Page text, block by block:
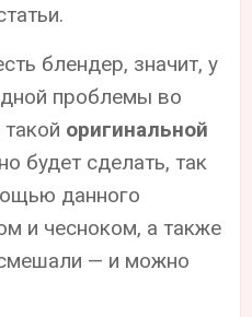
блендер, значит, у
проблемы во
оригинальной
будет сделать, так
данного
и чесноком, а также
— и можно